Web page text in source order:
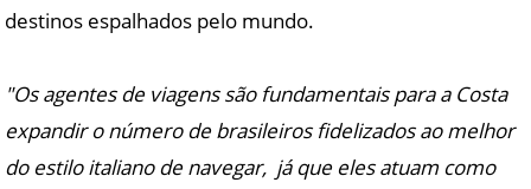
destinos espalhados pelo mundo.
"Os agentes de viagens são fundamentais para a Costa
expandir o número de brasileiros fidelizados ao melhor
do estilo italiano de navegar, já que eles atuam como